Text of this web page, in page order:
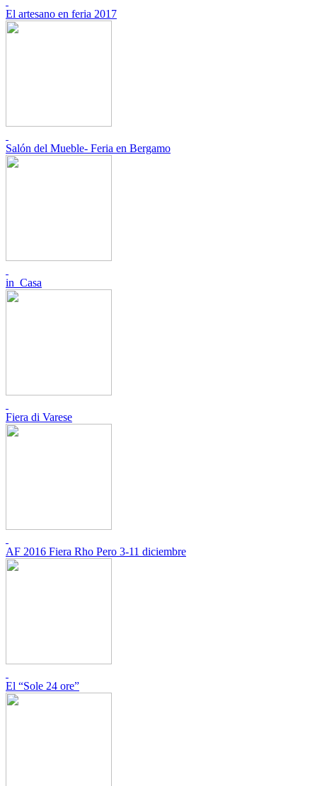
El artesano en feria 2017
Salón del Mueble- Feria en Bergamo
in_Casa
Fiera di Varese
AF 2016 Fiera Rho Pero 3-11 diciembre
El “Sole 24 ore”